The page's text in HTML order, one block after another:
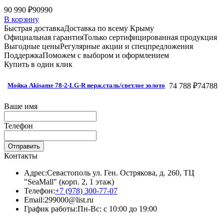
90 990 ₽90990
В корзину
Быстрая доставкаДоставка по всему Крыму
Официальная гарантияТолько сертифицированная продукция
Выгодные ценыРегулярные акции и спецпредложения
ПоддержкаПоможем с выбором и оформлением
Купить в один клик
Мойка Akisame 78-2-LG-R нерж.сталь/светлое золото 74 788 ₽74788
Ваше имя
Телефон
Отправить
Контакты
Адрес:Севастополь ул. Ген. Острякова, д. 260, ТЦ
"SeaMall" (корп. 2, 1 этаж)
Телефон:+7 (978) 300-77-07
Email:299000@list.ru
График работы:Пн-Вс: с 10:00 до 19:00